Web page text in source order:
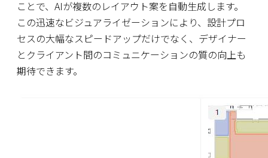
ことで、AIが複数のレイアウト案を自動生成します。
この迅速なビジュアライゼーションにより、設計プロ
セスの大幅なスピードアップだけでなく、デザイナー
とクライアント間のコミュニケーションの質の向上も
期待できます。